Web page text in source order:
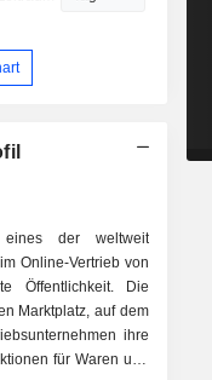
der weltweit
Online-Vertrieb von
Öffentlichkeit. Die
Marktplatz, auf dem
ihre
für Waren und